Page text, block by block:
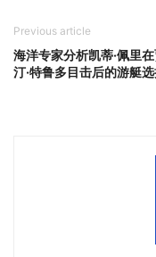
Previous article
海洋专家分析凯蒂·佩里
汀·特鲁多目击后的游艇